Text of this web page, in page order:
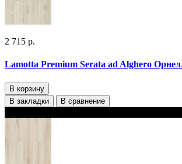
2 715 р.
Lamotta Premium Serata ad Alghero
В корзину
В закладки
В сравнение